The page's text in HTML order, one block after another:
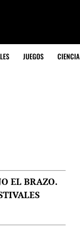
JUEGOS CIENCIA
EL BRAZO.